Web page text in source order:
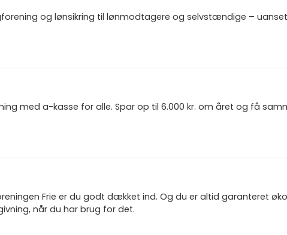
og lønsikring til lønmodtagere og selvstændige –
med a-kasse for alle. Spar op til 6.000 kr. om året og få
Frie er du godt dækket ind. Og du er altid garanteret
når du har brug for det.